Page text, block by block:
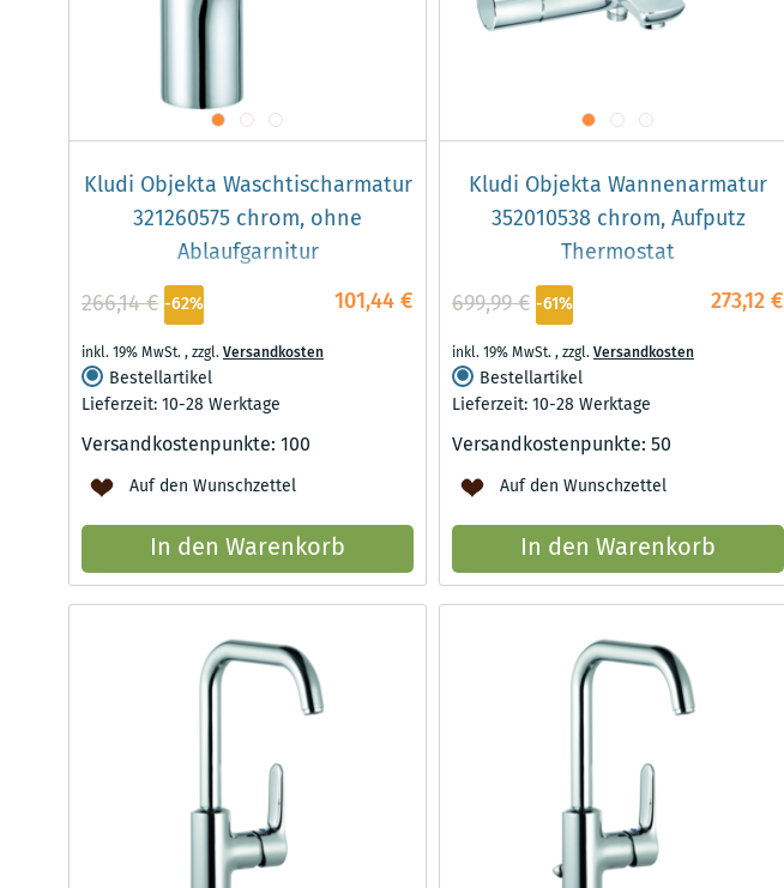
Kludi Objekta Waschtischarmatur
321260575 chrom, ohne
Ablaufgarnitur
101,44 €
266,14 € -62%
inkl. 19% MwSt.,zzgl.Versandkosten
Bestellartikel
Lieferzeit: 10-28 Werktage
Versandkostenpunkte: 100
Auf den Wunschzettel
In den Warenkorb
Kludi Objekta Wannenarmatur
352010538 chrom, Aufputz
Thermostat
273,12 €
699,99 € -61%
inkl. 19% MwSt.,zzgl.Versandkosten
Bestellartikel
Lieferzeit: 10-28 Werktage
Versandkostenpunkte: 50
Auf den Wunschzettel
In den Warenkorb